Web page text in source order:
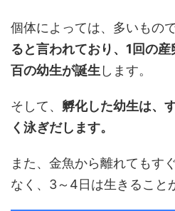
個体によっては、多いもの
ると言われており、1回の
百の幼生が誕生 します。
そして、 孵化した幼生は、
く泳ぎだします。
また、金魚から離れてもす
なく、3～4日は生きること